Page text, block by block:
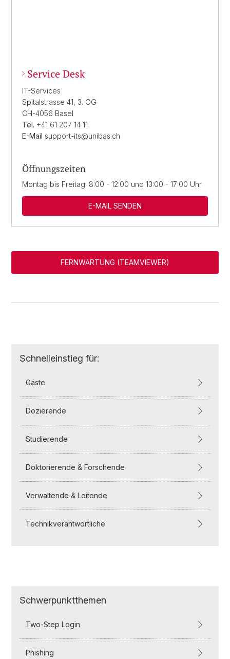
Service Desk
IT-Services
Spitalstrasse 41, 3. OG
CH-4056 Basel
Tel. +41 61 207 14 11
E-Mail support-its@unibas.ch
Öffnungszeiten
Montag bis Freitag: 8:00 - 12:00 und 13:00 - 17:00 Uhr
E-MAIL SENDEN
FERNWARTUNG (TEAMVIEWER)
Schnelleinstieg für:
Gäste
Dozierende
Studierende
Doktorierende & Forschende
Verwaltende & Leitende
Technikverantwortliche
Schwerpunktthemen
Two-Step Login
Phishing